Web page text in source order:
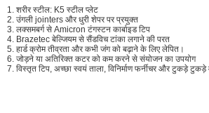
1. शरीर स्टील: K5 स्टील प्लेट
2. उंगली jointers और धुरी शेपर पर प्रयुक्त
3. लक्समबर्ग से Amicron टंगस्टन कार्बाइड टिप
4. Brazetec बेल्जियम से सैंडविच टांका लगाने की परत
5. हार्ड क्रोम तीव्रता और कभी जंग को बढ़ाने के लिए लेपित।
6. जोड़ने या अतिरिक्त कटर को कम करने से संयोजन का उपयोग
7. विस्तृत टिप, अच्छा स्वयं ताला, विनिर्माण फर्नीचर और टुकड़े